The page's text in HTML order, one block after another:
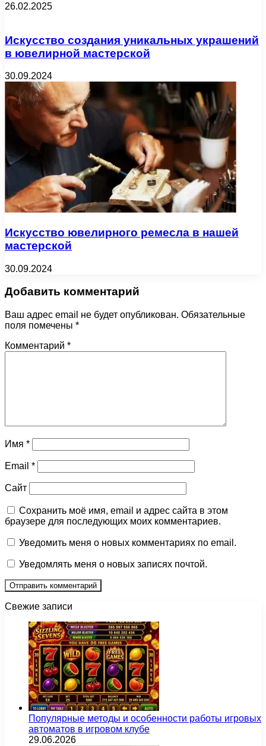
26.02.2025
Искусство создания уникальных украшений
в ювелирной мастерской
30.09.2024
Искусство ювелирного ремесла в нашей
мастерской
30.09.2024
Добавить комментарий
Ваш адрес email не будет опубликован. Обязательные
поля помечены *
Комментарий *
Имя *
Email *
Сайт
Сохранить моё имя, email и адрес сайта в этом
браузере для последующих моих комментариев.
Уведомить меня о новых комментариях по email.
Уведомлять меня о новых записях почтой.
Свежие записи
Популярные методы и особенности работы игровых
автоматов в игровом клубе
29.06.2026